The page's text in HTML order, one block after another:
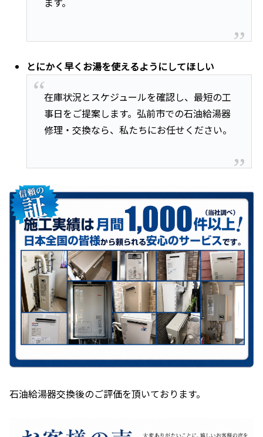
とにかく早くお湯を使えるようにしてほしい
在庫状況とスケジュールを確認し、最短の工
事日をご提案します。弘前市での石油給湯器
修理・交換なら、私たちにお任せください。
石油給湯器交換後のご評価を頂いております。